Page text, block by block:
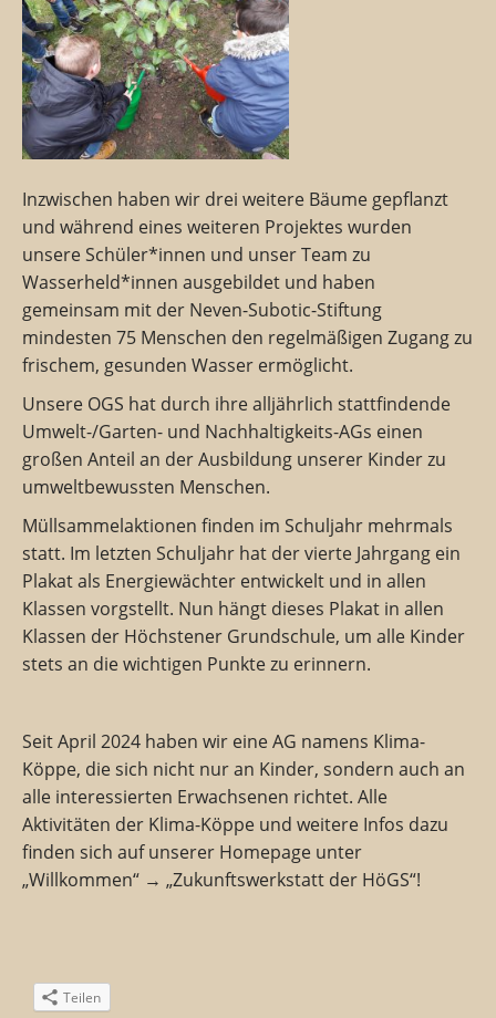
Inzwischen haben wir drei weitere Bäume gepflanzt
und während eines weiteren Projektes wurden
unsere Schüler*innen und unser Team zu
Wasserheld*innen ausgebildet und haben
gemeinsam mit der Neven-Subotic-Stiftung
mindesten 75 Menschen den regelmäßigen Zugang zu
frischem, gesunden Wasser ermöglicht.
Unsere OGS hat durch ihre alljährlich stattfindende
Umwelt-/Garten- und Nachhaltigkeits-AGs einen
großen Anteil an der Ausbildung unserer Kinder zu
umweltbewussten Menschen.
Müllsammelaktionen finden im Schuljahr mehrmals
statt. Im letzten Schuljahr hat der vierte Jahrgang ein
Plakat als Energiewächter entwickelt und in allen
Klassen vorgstellt. Nun hängt dieses Plakat in allen
Klassen der Höchstener Grundschule, um alle Kinder
stets an die wichtigen Punkte zu erinnern.
Seit April 2024 haben wir eine AG namens Klima-
Köppe, die sich nicht nur an Kinder, sondern auch an
alle interessierten Erwachsenen richtet. Alle
Aktivitäten der Klima-Köppe und weitere Infos dazu
finden sich auf unserer Homepage unter
„Willkommen“ → „Zukunftswerkstatt der HöGS“!
Teilen